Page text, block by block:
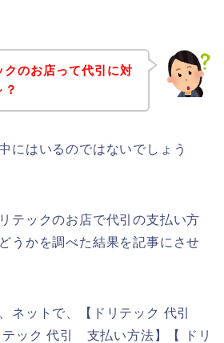
クのお店って代引に対
にはいるのではないでしょう
テックのお店で代引の支払い方
うかを調べた結果を記事にさせ
ネットで、【ドリテック 代引
ック 代引 支払い方法】【 ドリ